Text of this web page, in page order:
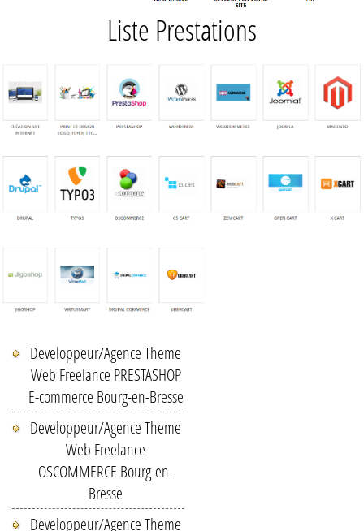
Liste Prestations
Developpeur/Agence Theme
Web Freelance PRESTASHOP
E-commerce Bourg-en-Bresse
Developpeur/Agence Theme
Web Freelance
OSCOMMERCE Bourg-en-
Bresse
Developpeur/Agence Theme